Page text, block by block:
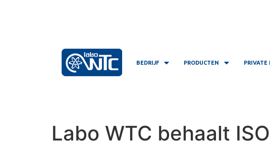
BEDRIJF PRODUCTEN PRIVATE
Labo WTC behaalt